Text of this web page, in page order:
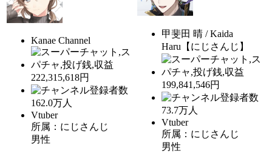
Kanae Channel
222,315,618円
162.0万人
Vtuber
所属：にじさんじ
男性
甲斐田 晴 / Kaida
Haru【にじさんじ】
199,841,546円
73.7万人
Vtuber
所属：にじさんじ
男性